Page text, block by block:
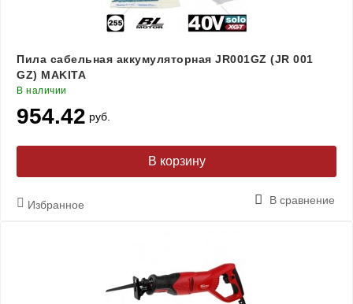
Пила сабельная аккумуляторная JR001GZ (JR 001
GZ) MAKITA
В наличии
954.42 руб.
В корзину
Избранное В сравнение